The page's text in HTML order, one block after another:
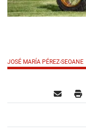
JOSÉ MARÍA PÉREZ-SEOANE